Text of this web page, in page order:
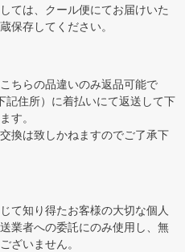
ては、クール便にてお届けいた
保存してください。
ちらの品違いのみ返品可能で
記住所）に着払いにて返送して下
す。
換は致しかねますのでご了承下
て知り得たお客様の大切な個人
業者への委託にのみ使用し、無
ざいません。